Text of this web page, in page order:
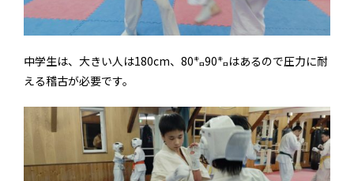
中学生は、大きい人は180cm、80㌔90㌔はあるので圧力に耐
える稽古が必要です。